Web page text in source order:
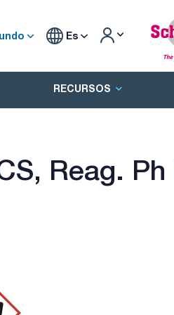
Es
RECURSOS
Reag. Ph